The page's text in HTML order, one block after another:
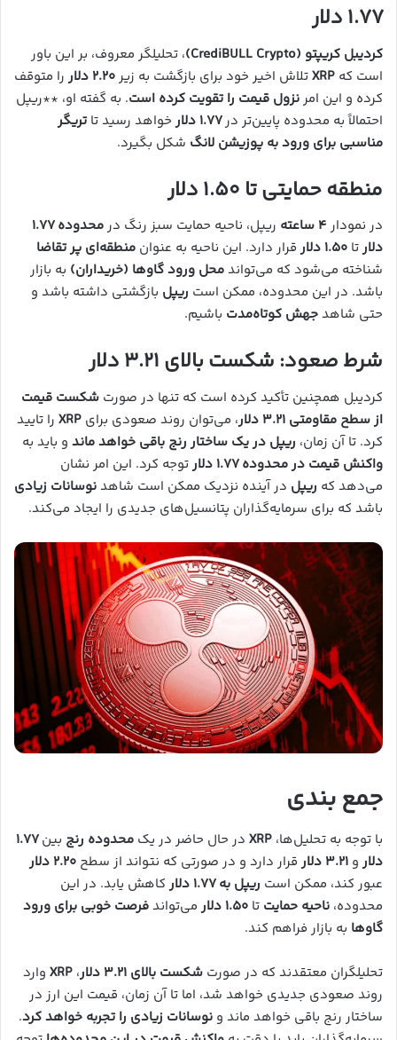
۱.۷۷ دلار
کردیبل کریپتو (CrediBULL Crypto)
، تحلیلگر معروف، بر این باور
است که XRPتلاش اخیر خود برای بازگشت به زیر۲.۲۰ دلار
را متوقف
کرده و این امرنزول قیمت را تقویت کرده است. به گفته او، **ریپل
احتمالاً به محدوده پایین‌تر در۱.۷۷ دلار خواهد رسید تا تریگر
مناسبی برای ورود به پوزیشن لانگ شکل بگیرد.
منطقه حمایتی تا ۱.۵۰ دلار
در نمودار ۴ ساعته ریپل، ناحیه حمایت سبز رنگ در
محدوده ۱.۷۷
دلارتا ۱.۵۰ دلار قرار دارد. این ناحیه به عنوان منطقه‌ای پر تقاضا
شناخته می‌شود که می‌تواندمحل ورود گاوها (خریداران) به بازار
باشد. در این محدوده، ممکن است ریپل بازگشتی داشته باشد و
حتی شاهدجهش کوتاه‌مدت باشیم.
شرط صعود: شکست بالای ۳.۲۱ دلار
کردیبل همچنین تأکید کرده است که تنها در صورت شکست قیمت
از سطح مقاومتی ۳.۲۱ دلار
، می‌توان روند صعودی برای XRP را تایید
کرد. تا آن زمان، ریپل در یک ساختار رنج باقی خواهد ماند و باید به
واکنش قیمت در محدوده ۱.۷۷ دلار
توجه کرد. این امر نشان
می‌دهد که ریپل در آینده نزدیک ممکن است شاهدنوسانات زیادی
باشد که برای سرمایه‌گذاران پتانسیل‌های جدیدی را ایجاد می‌کند.
جمع بندی
با توجه به تحلیل‌ها، XRP در حال حاضر در یک محدوده رنج بین۱.۷۷
دلار و ۳.۲۱ دلار قرار دارد و در صورتی که نتواند از سطح ۲.۲۰ دلار
عبور کند، ممکن است ریپل به ۱.۷۷ دلار
کاهش یابد. در این
محدوده، ناحیه حمایت تا ۱.۵۰ دلار می‌تواندفرصت خوبی برای ورود
گاوها به بازار فراهم کند.
تحلیلگران معتقدند که در صورت شکست بالای ۳.۲۱ دلار ، XRP وارد
روند صعودی جدیدی خواهد شد، اما تا آن زمان، قیمت این ارز در
ساختار رنج باقی خواهد ماند و نوسانات زیادی را تجربه خواهد کرد.